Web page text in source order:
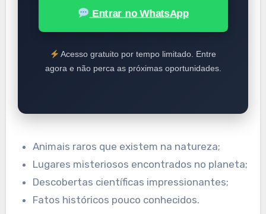
Entrar no WhatsApp
Acesso gratuito por tempo limitado. Entre
agora e não perca as próximas oportunidades.
Animais raros que existem na natureza;
Lugares misteriosos encontrados no planeta;
Descobertas científicas impressionantes;
Fatos históricos pouco conhecidos.